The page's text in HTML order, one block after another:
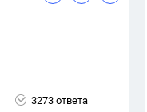
3273 ответа